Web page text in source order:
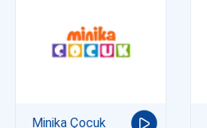
Minika Çocuk